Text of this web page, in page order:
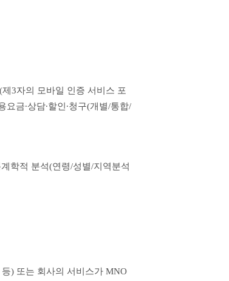
3자의 모바일 인증 서비스 포
금∙상담∙할인∙청구(개별/통합/
학적 분석(연령/성별/지역분석
) 또는 회사의 서비스가 MNO